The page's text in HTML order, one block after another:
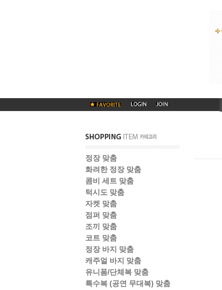
정장 맞춤
화려한 정장 맞춤
콤비 세트 맞춤
턱시도 맞춤
자켓 맞춤
점퍼 맞춤
조끼 맞춤
코트 맞춤
정장 바지 맞춤
캐주얼 바지 맞춤
유니폼/단체복 맞춤
특수복 (공연 무대복) 맞춤